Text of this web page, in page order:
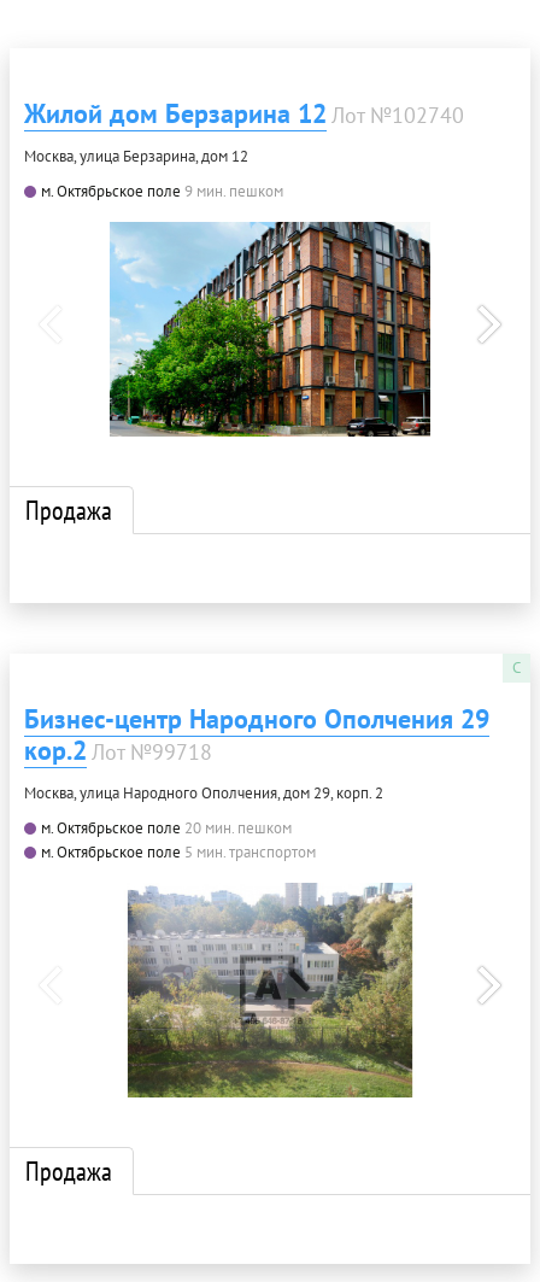
Жилой дом Берзарина 12 Лот №102740
Москва, улица Берзарина, дом 12
м. Октябрьское поле 9 мин. пешком
Продажа
C
Бизнес-центр Народного Ополчения 29
кор.2 Лот №99718
Москва, улица Народного Ополчения, дом 29, корп. 2
м. Октябрьское поле 20 мин. пешком
м. Октябрьское поле 5 мин. транспортом
Продажа